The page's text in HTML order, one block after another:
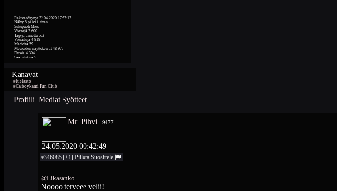
Rekisteröitynyt 22.04.2020 17:23:13
Nähty 5 päivää sitten
Sukupuoli Mies
Viestejä 3 600
Tageja annettu 573
Vierailuja 4 818
Medioita 59
Medioiden näyttökerrat 48 977
Plussia 4 304
Saavutuksia 5
Kanavat
#luolasto
#Catboykami Fun Club
Profiili Mediat Syötteet
Mr_Pihvi 9477
24.05.2020 00:42:49
#346085 [+1] Piilota Suosittele
@Likasanko
Noooo terveee velii!